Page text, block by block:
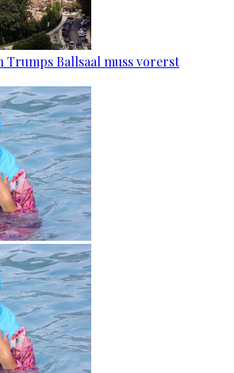
Trumps Ballsaal muss vorerst